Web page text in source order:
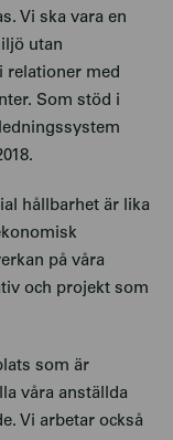
Vi ska vara en
utan
relationer med
Som stöd i
.
hållbarhet är lika
på våra
och projekt som
som är
våra anställda
Vi arbetar också